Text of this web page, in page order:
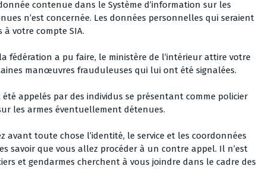
contenue dans le Système d’information sur les
n’est concernée. Les données personnelles qui seraient
à votre compte SIA.
fédération a pu faire, le ministère de l’intérieur attire votre
manœuvres frauduleuses qui lui ont été signalées.
appelés par des individus se présentant comme policier
les armes éventuellement détenues.
avant toute chose l’identité, le service et les coordonnées
savoir que vous allez procéder à un contre appel. Il n’est
et gendarmes cherchent à vous joindre dans le cadre des